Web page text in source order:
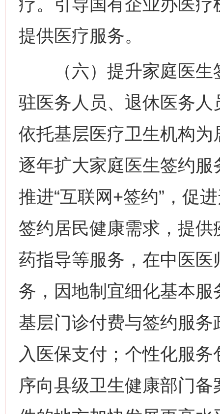
疗。引导国有企业办医
提供医疗服务。
（六）提升家庭医生
驻医务人员、退休医务
依托基层医疗卫生机构
逐年扩大家庭医生签约
推进“互联网+签约”，促
签约居民健康需求，提
药指导等服务，在中医
务，因地制宜细化基本
基层门诊付费与签约服
入医保支付；个性化服
序向县级卫生健康部门